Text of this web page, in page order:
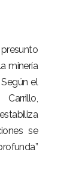
minería
el
se